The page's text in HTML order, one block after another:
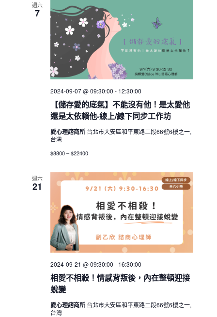
週六
7
【儲存愛的底氣】不能沒有他！是太愛他
還是太依賴他-線上/線下同步工作坊
2024-09-07 @ 09:30:00 - 12:30:00
愛心理諮商所 台北市大安區和平東路二段66號6樓之一,
台灣
$8800 – $22400
週六
21
相愛不相殺！情感背叛後，內在整頓迎接
蛻變
2024-09-21 @ 09:30:00 - 16:30:00
愛心理諮商所 台北市大安區和平東路二段66號6樓之一,
台灣